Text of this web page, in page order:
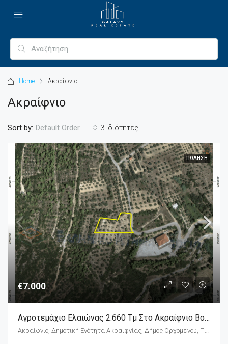
Home Ακραίφνιο
Ακραίφνιο
3 Ιδιότητες
Sort by: Default Order
ΠΏΛΗΣΗ
€7.000
Αγροτεμάχιο Ελαιώνας 2.660 Τμ Στο Ακραίφνιο Βοιωτίας